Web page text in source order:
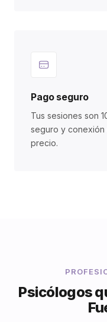
Pago seguro
Tus sesiones son
seguro y conexión
precio.
Psicólogos